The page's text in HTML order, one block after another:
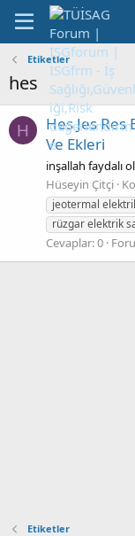
Etiketler
hes
H
Hes Jes
Ve Ekleri
inşallah faydalı
Hüseyin Çitçi
jeotermal
rüzgar elektrik
Cevaplar: 0
Etiketler